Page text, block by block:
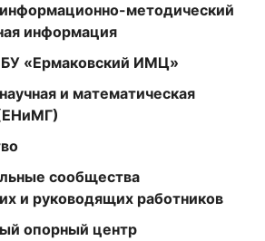
методический
информация
«Ермаковский ИМЦ»
и математическая
сообщества
и руководящих работников
опорный центр